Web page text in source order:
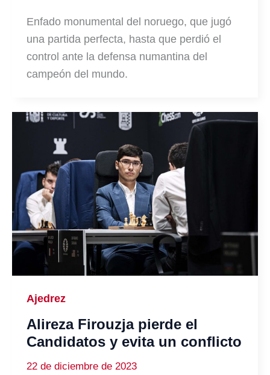
Enfado monumental del noruego, que jugó
una partida perfecta, hasta que perdió el
control ante la defensa numantina del
campeón del mundo.
Ajedrez
Alireza Firouzja pierde el
Candidatos y evita un conflicto
22 de diciembre de 2023